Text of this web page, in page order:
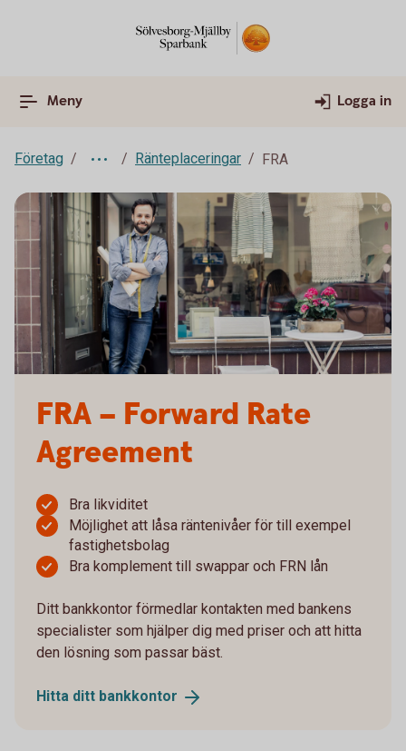
Meny Logga in
Företag Ränteplaceringar FRA
FRA – Forward Rate
Agreement
Bra likviditet
Möjlighet att låsa räntenivåer för till exempel
fastighetsbolag
Bra komplement till swappar och FRN lån
Ditt bankkontor förmedlar kontakten med bankens
specialister som hjälper dig med priser och att hitta
den lösning som passar bäst.
Hitta ditt bankkontor